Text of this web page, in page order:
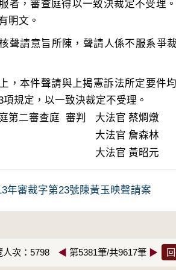
者，審查庭得以一致決裁定不受理
核聲請意旨所陳，聲請人係不服系爭
，本件聲請與上揭憲訴法所定要件
項規定，以一致決裁定不受理。
第二審查庭 審判
大法官 蔡烱燉
大法官 詹森林
大法官 黃昭元
年審裁字第23號陳黃玉映聲請案
人次：5798 ◀ 第5381筆/共9617筆 ▶